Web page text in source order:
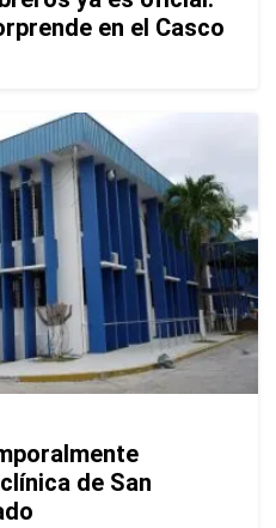
en el Casco
de San